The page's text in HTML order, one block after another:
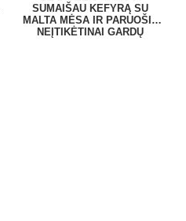
SUMAIŠAU KEFYRĄ SU
MALTA MĖSA IR PARUOŠIU
NEĮTIKĖTINAI GARDŲ